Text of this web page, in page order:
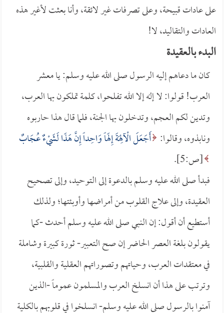
على عادات قبيحة، وعلى تصرفات غير لائقة، وأنا بعثت لأغير هذه
العادات والتقاليد، لا!
البدء بالعقيدة
كان ما دعاهم إليه الرسول صلى الله عليه وسلم: يا معشر
العرب! قولوا: لا إله إلا الله تفلحوا، كلمة تملكون بها العرب،
وتدين لكم العجم، وتدخلون بها الجنة، فلما قال هذا حاربوه
ونابذوه، وقالوا: أَجَعَلَ الْآلِهَةَ إِلَهاً وَاحِداً إِنَّ هَذَا لَشَيْءٌ عُجَابٌ
[ص:5].
فبدأ صلى الله عليه وسلم بالدعوة إلى التوحيد، وإلى تصحيح
العقيدة، وإلى علاج القلوب من أمراضها وأوبئتها؛ ولذلك
أستطيع أن أقول: إن النبي صلى الله عليه وسلم أحدث -كما
يقولون بلغة العصر الحاضر إن صح التعبير- ثورة كبيرة وشاملة
في معتقدات العرب، وحياتهم وتصوراتهم العقلية والقلبية،
وترتب على هذا أن انسلخ العرب والمسلمون عموماً -الذين
آمنوا بالرسول صلى الله عليه وسلم- انسلخوا في قلوبهم بالكلية